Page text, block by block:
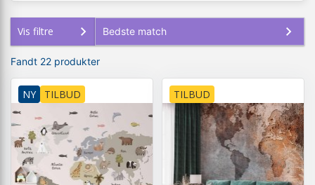
Vis filtre
Fandt 22 produkter
NY TILBUD TILBUD